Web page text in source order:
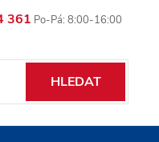
361místa
HLEDAT